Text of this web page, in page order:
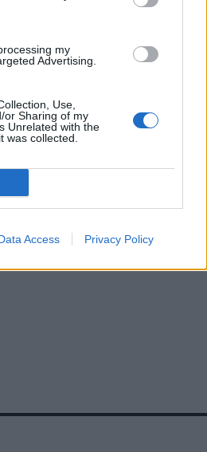
my
Advertising.
Use,
or Sharing of my
Unrelated with the
was collected.
Access Privacy Policy